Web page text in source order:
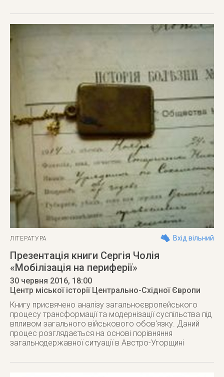
ЛІТЕРАТУРА Вхід вільний
Презентація книги Сергія Чолія
«Мобілізація на периферії»
30 червня 2016, 18:00
Центр міської історії Центрально-Східної Європи
Книгу присвячено аналізу загальноєвропейського
процесу трансформації та модернізації суспільства під
впливом загального військового обов'язку. Даний
процес розглядається на основі порівняння
загальнодержавної ситуації в Австро-Угорщині